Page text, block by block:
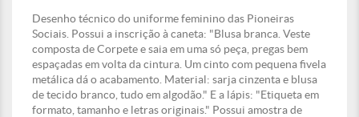
Desenho técnico do uniforme feminino das Pioneiras
Sociais. Possui a inscrição à caneta: "Blusa branca. Veste
composta de Corpete e saia em uma só peça, pregas bem
espaçadas em volta da cintura. Um cinto com pequena fivela
metálica dá o acabamento. Material: sarja cinzenta e blusa
de tecido branco, tudo em algodão." E a lápis: "Etiqueta em
formato, tamanho e letras originais." Possui amostra de